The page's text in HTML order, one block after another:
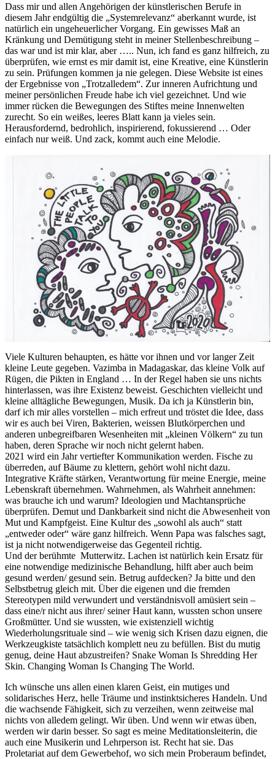
Dass mir und allen Angehörigen der künstlerischen Berufe in
diesem Jahr endgültig die „Systemrelevanz“ aberkannt wurde, ist
natürlich ein ungeheuerlicher Vorgang. Ein gewisses Maß an
Kränkung und Demütigung steht in meiner Stellenbeschreibung –
das war und ist mir klar, aber ….. Nun, ich fand es ganz hilfreich, zu
überprüfen, wie ernst es mir damit ist, eine Kreative, eine Künstlerin
zu sein. Prüfungen kommen ja nie gelegen. Diese Website ist eines
der Ergebnisse von „Trotzalledem“. Zur inneren Aufrichtung und
meiner persönlichen Freude habe ich viel gezeichnet. Und wie
immer rücken die Bewegungen des Stiftes meine Innenwelten
zurecht. So ein weißes, leeres Blatt kann ja vieles sein.
Herausfordernd, bedrohlich, inspirierend, fokussierend … Oder
einfach nur weiß. Und zack, kommt auch eine Melodie.
Viele Kulturen behaupten, es hätte vor ihnen und vor langer Zeit
kleine Leute gegeben. Vazimba in Madagaskar, das kleine Volk auf
Rügen, die Pikten in England … In der Regel haben sie uns nichts
hinterlassen, was ihre Existenz beweist. Geschichten vielleicht und
kleine alltägliche Bewegungen, Musik. Da ich ja Künstlerin bin,
darf ich mir alles vorstellen – mich erfreut und tröstet die Idee, dass
wir es auch bei Viren, Bakterien, weissen Blutkörperchen und
anderen unbegreifbaren Wesenheiten mit „kleinen Völkern“ zu tun
haben, deren Sprache wir noch nicht gelernt haben.
2021 wird ein Jahr vertiefter Kommunikation werden. Fische zu
überreden, auf Bäume zu klettern, gehört wohl nicht dazu.
Integrative Kräfte stärken, Verantwortung für meine Energie, meine
Lebenskraft übernehmen. Wahrnehmen, als Wahrheit annehmen:
was brauche ich und warum? Ideologien und Machtansprüche
überprüfen. Demut und Dankbarkeit sind nicht die Abwesenheit von
Mut und Kampfgeist. Eine Kultur des „sowohl als auch“ statt
„entweder oder“ wäre ganz hilfreich. Wenn Papa was falsches sagt,
ist ja nicht notwendigerweise das Gegenteil richtig.
Und der berühmte Mutterwitz. Lachen ist natürlich kein Ersatz für
eine notwendige medizinische Behandlung, hilft aber auch beim
gesund werden/ gesund sein. Betrug aufdecken? Ja bitte und den
Selbstbetrug gleich mit. Über die eigenen und die fremden
Stereotypen mild verwundert und verständnisvoll amüsiert sein –
dass eine/r nicht aus ihrer/ seiner Haut kann, wussten schon unsere
Großmütter. Und sie wussten, wie existenziell wichtig
Wiederholungsrituale sind – wie wenig sich Krisen dazu eignen, die
Werkzeugkiste tatsächlich komplett neu zu befüllen. Bist du mutig
genug, deine Haut abzustreifen? Snake Woman Is Shredding Her
Skin. Changing Woman Is Changing The World.
Ich wünsche uns allen einen klaren Geist, ein mutiges und
solidarisches Herz, helle Träume und instinktsicheres Handeln. Und
die wachsende Fähigkeit, sich zu verzeihen, wenn zeitweise mal
nichts von alledem gelingt. Wir üben. Und wenn wir etwas üben,
werden wir darin besser. So sagt es meine Meditationsleiterin, die
auch eine Musikerin und Lehrperson ist. Recht hat sie. Das
Proletariat auf dem Gewerbehof, wo sich mein Proberaum befindet,